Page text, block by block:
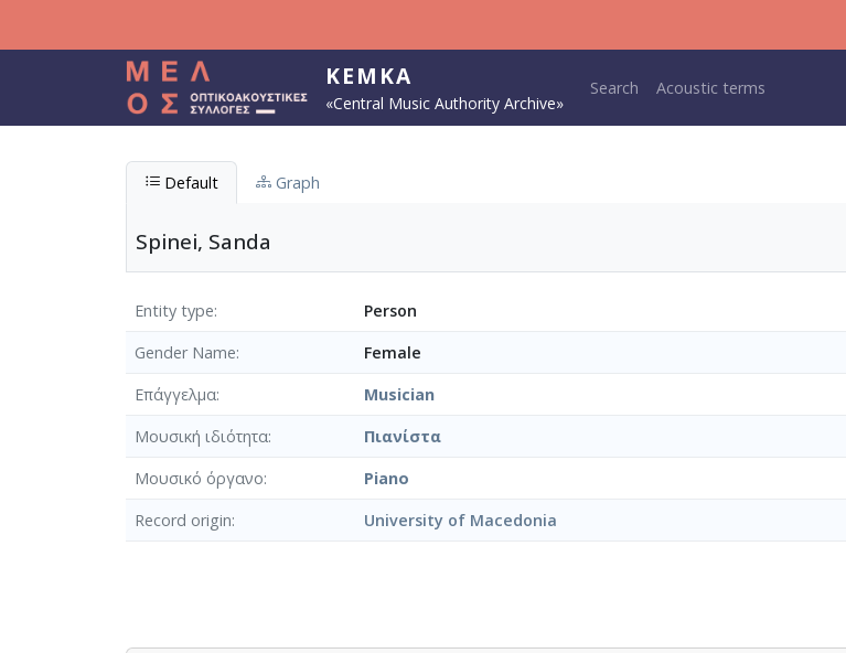
KEMKA
«Central Music Authority Archive»
Main navigation
Search Acoustic terms
Default Graph
Spinei, Sanda
Entity type
Person
Gender Name
Female
Επάγγελμα
Musician
Μουσική ιδιότητα
Πιανίστα
Μουσικό όργανο
Piano
Record origin
University of Macedonia